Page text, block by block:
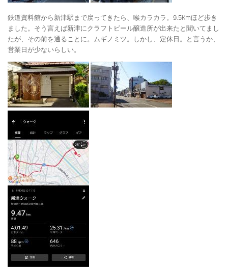
鉄道資料館から新津駅まで戻ってきたら、喉カラカラ。9.5Kmほど歩き
ました。そう言えば新津にクラフトビール醸造所が出来たと聞いてまし
たが、その前を通ることに。ムギノミツ。しかし、定休日。と言うか、
営業日が少ないらしい。